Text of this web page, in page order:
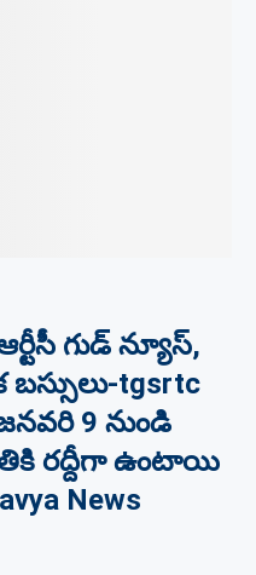
గుడ్ న్యూస్,
బస్సులు-tgsrtc
9 నుండి
రద్దీగా ఉంటాయి
News